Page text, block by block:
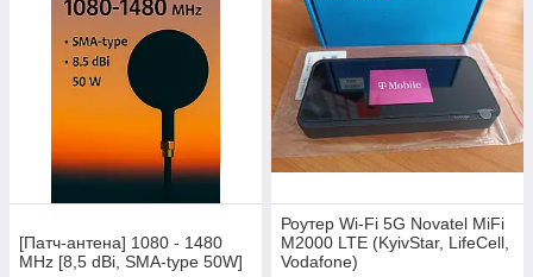
[Патч-антена] 1080 - 1480
MHz [8,5 dBi, SMA-type 50W]
Роутер Wi-Fi 5G Novatel MiFi
M2000 LTE (KyivStar, LifeCell,
Vodafone)